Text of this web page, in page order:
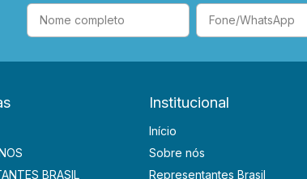
BRASIL
Institucional
Início
Sobre nós
Representantes Brasil